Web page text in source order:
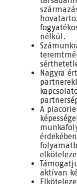
nélkül.
Nagyra
A
aktívan